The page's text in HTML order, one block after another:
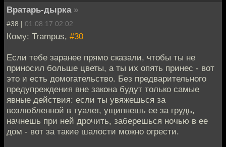
Вратарь-дырка »
#38 | 01.08.17 02:02
Кому: Trampus, #30
Если тебе заранее прямо сказали, чтобы ты не
приносил больше цветы, а ты их опять принес - вот
это и есть домогательство. Без предварительного
предупреждения вне закона будут только самые
явные действия: если ты увяжешься за
возлюбленной в туалет, ущипнешь ее за грудь,
начнешь при ней дрочить, заберешься ночью в ее
дом - вот за такие шалости можно огрести.